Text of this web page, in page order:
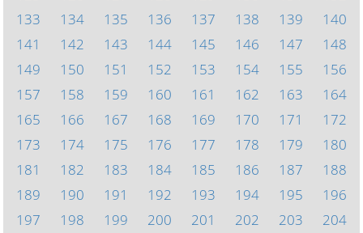
133
134 135 136 137 138 139
140
141
142 143 144 145 146 147
148
149
150 151 152 153 154 155
156
157
158 159 160 161 162 163
164
165
166 167 168 169 170 171
172
173
174 175 176 177 178 179
180
181
182 183 184 185 186 187
188
189
190 191 192 193 194 195
196
197
198 199 200 201 202 203 204